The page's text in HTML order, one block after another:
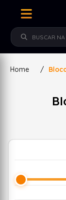
Home /